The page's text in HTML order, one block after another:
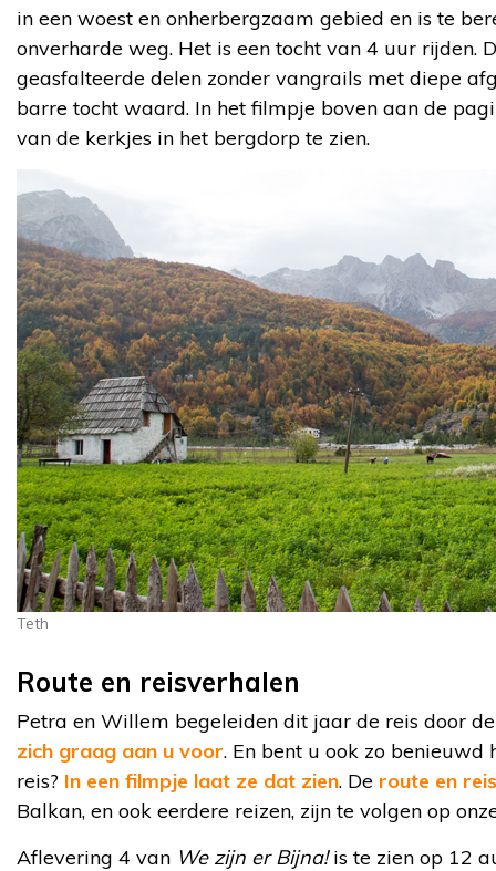
in een woest en onherbergzaam gebied en is te
onverharde weg. Het is een tocht van 4 uur rijden.
geasfalteerde delen zonder vangrails met diepe
barre tocht waard. In het filmpje boven aan de
van de kerkjes in het bergdorp te zien.
Teth
Route en reisverhalen
Petra en Willem begeleiden dit jaar de reis door
zich graag aan u voor. En bent u ook zo
reis? In een filmpje laat ze dat zien. De route en
Balkan, en ook eerdere reizen, zijn te volgen op
Aflevering 4 van We zijn er Bijna!is te zien op 12